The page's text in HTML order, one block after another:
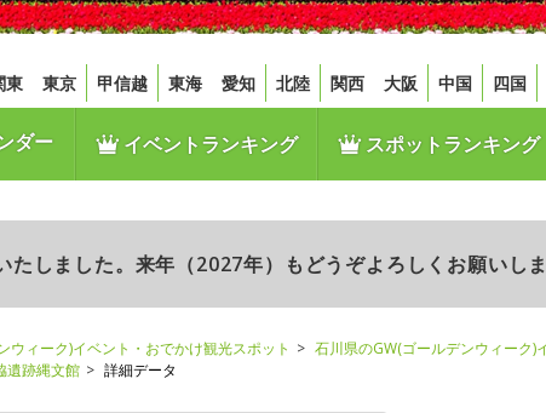
東 東京 甲信越 東海 愛知 北陸 関西 大阪 中国 四国
ダー イベントランキング スポットランキング
たしました。来年（2027年）もどうぞよろしくお願いしま
ウィーク)イベント・おでかけ観光スポット
石川県のGW(ゴールデンウィーク)
遺跡縄文館 詳細データ